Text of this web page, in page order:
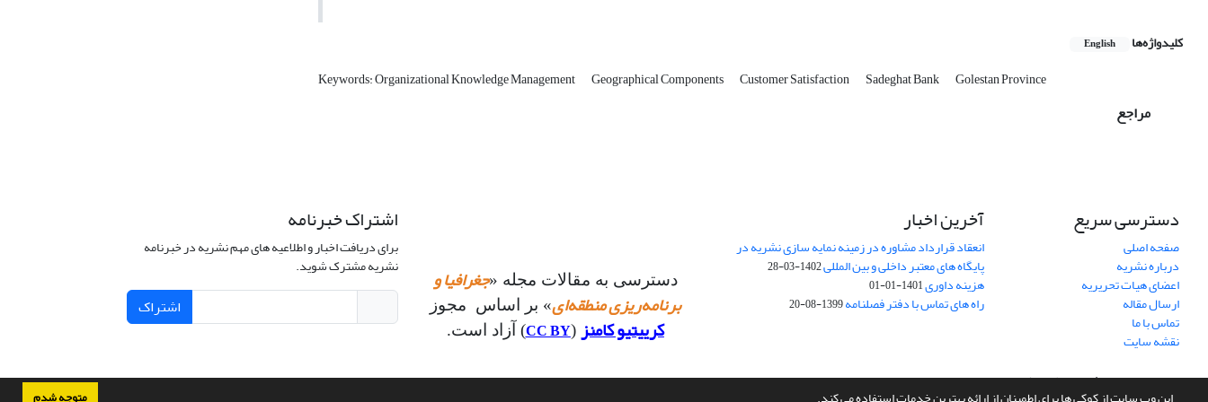
کلیدواژه‌ها English
Keywords: Organizational Knowledge Management Geographical Components Customer Satisfaction Sadeghat Bank Golestan Province
مراجع
دسترسی سریع
صفحه اصلی
درباره نشریه
اعضای هیات تحریریه
ارسال مقاله
تماس با ما
نقشه سایت
آخرین اخبار
انعقاد قرارداد مشاوره در زمینه نمایه سازی نشریه در
پایگاه های معتبر داخلی و بین المللی1402-03-28
هزینه داوری1401-01-01
راه های تماس با دفتر فصلنامه1399-08-20
دسترسی به مقالات مجله «جغرافیا و
برنامه‌ریزی منطقه‌ای» بر اساس مجوز
کرییتیو کامنز (
CC BY) آزاد است.
اشتراک خبرنامه
برای دریافت اخبار و اطلاعیه های مهم نشریه در خبرنامه
نشریه مشترک شوید.
اشتراک
سامانه مدیریت نشریات علمی.طراحی و پیاده سازی ازسیناوب